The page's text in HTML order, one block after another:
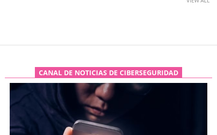
CANAL DE NOTICIAS DE CIBERSEGURIDAD